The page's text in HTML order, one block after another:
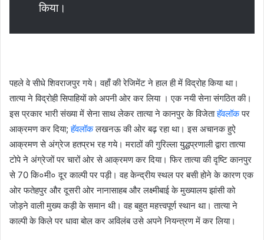
किया।
पहले वे सीधे शिवराजपुर गये। वहाँ की रेजिमेंट ने हाल ही में विद्रोह किया था।
तात्या ने विद्रोही सिपाहियों को अपनी ओर कर लिया । एक नयी सेना संगठित की।
इस प्रकार भारी संख्या में सेना साथ लेकर तात्या ने कानपुर के विजेताहॅवलॉकपर
आक्रमण कर दिया; हॅवलॉकलखनऊ की ओर बढ़ रहा था। इस अचानक हुऐ
आक्रमण से अंग्रेज हतप्रभ रह गये। मराठों की गुरिल्ला युद्धप्रणाली द्वारा तात्या
टोपे ने अंग्रेजों पर चारों ओर से आक्रमण कर दिया। फिर तात्या की दृष्टि कानपुर
से 70 कि०मी० दूर काल्पी पर पड़ी। वह केन्द्रीय स्थल पर बसी होने के कारण एक
ओर फतेहपुर और दूसरी ओर नानासाहब और लक्ष्मीबाई के मुख्यालय झांसी को
जोड़ने वाली मुख्य कड़ी के समान थी। वह बहुत महत्त्वपूर्ण स्थान था। तात्या ने
काल्पी के किले पर धावा बोल कर अविलंब उसे अपने नियन्त्रण में कर लिया।